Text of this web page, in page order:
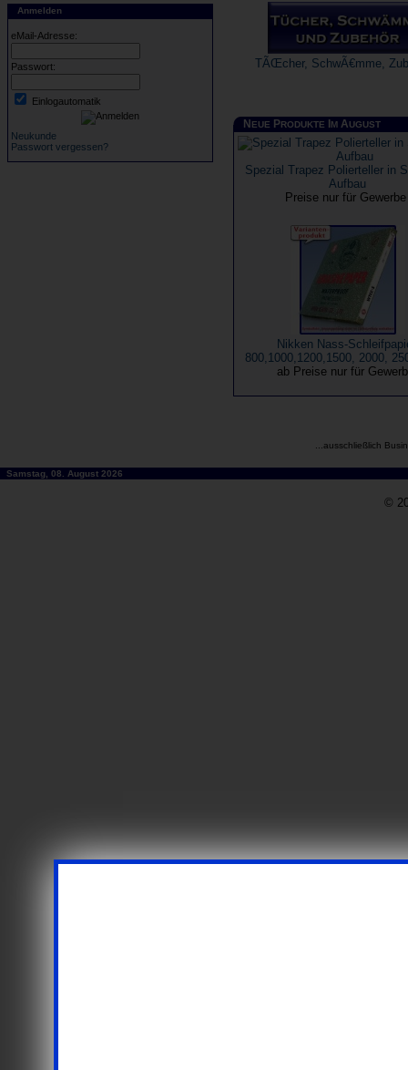
Anmelden
eMail-Adresse:
Passwort:
Einlogautomatik
Neukunde
Passwort vergessen?
TÃŒcher, SchwÃ€mme,
N EUE PRODUKTE M AUGUST
Spezial Trapez Polierteller in
Aufbau
Preise nur für
Nikken Nass-
800,1000,1200,1500, 2000,
ab Preise nur für
...ausschließlich
Samstag, 08. August 2026
©